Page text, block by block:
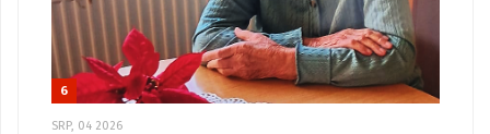
6
SRP, 04 2026